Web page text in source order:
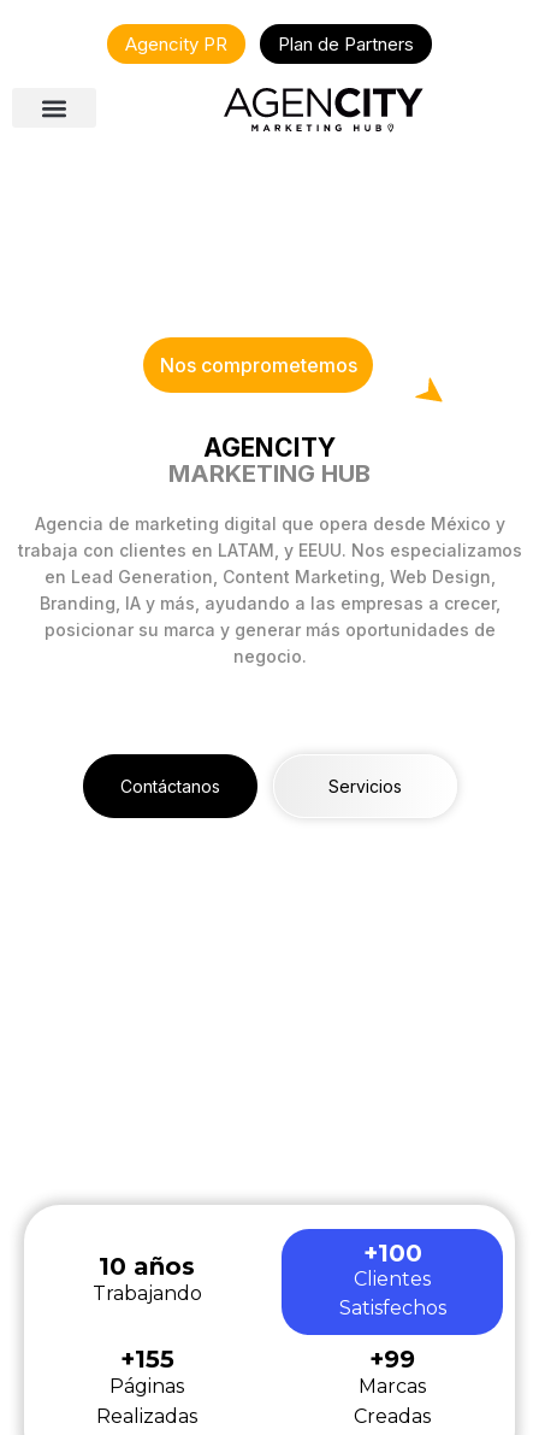
Agencity PR Plan de Partners
Nos comprometemos
AGENCITY
MARKETING HUB
Agencia de marketing digital que opera desde México y
trabaja con clientes en LATAM, y EEUU. Nos especializamos
en Lead Generation, Content Marketing, Web Design,
Branding, IA y más, ayudando a las empresas a crecer,
posicionar su marca y generar más oportunidades de
negocio.
Contáctanos Servicios
Trabajando
10 años
Clientes
Satisfechos
+100
Páginas
Realizadas
+155
Marcas
Creadas
+99